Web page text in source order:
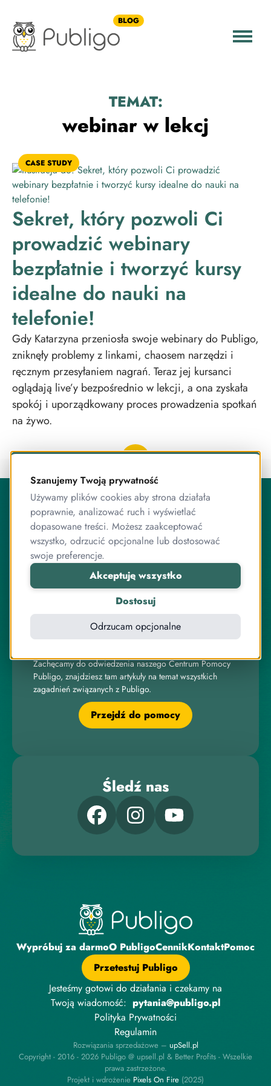
BLOG
TEMAT:
webinar w lekcj
CASE STUDY
Sekret, który pozwoli Ci
prowadzić webinary
bezpłatnie i tworzyć kursy
idealne do nauki na
telefonie!
Gdy Katarzyna przeniosła swoje webinary do Publigo,
zniknęły problemy z linkami, chaosem narzędzi i
ręcznym przesyłaniem nagrań. Teraz jej kursanci
oglądają live’y bezpośrednio w lekcji, a ona zyskała
spokój i uporządkowany proces prowadzenia spotkań
na żywo.
O Publigo
Publigo to rozwiązanie opracowane przez stabilny
zespół przyjaciół, którzy jednocześnie są ekspertami od
programowania.
Pracujemy razem od lat, zarówno przy systemie
sprzedaży kursów, jak i wielu innych projektach
związanych z internetem, IT, elektroniką czy sprzedażą
online.
Zachęcamy do odwiedzenia naszego Centrum Pomocy
Publigo, znajdziesz tam artykuły na temat wszystkich
zagadnień związanych z Publigo.
Przejdź do pomocy
Śledź nas
Wypróbuj za darmoO PubligoCennikKontaktPomoc
Przetestuj Publigo
Jesteśmy gotowi do działania i czekamy na
Twoją wiadomość: pytania@publigo.pl
Polityka Prywatności
Regulamin
Rozwiązania sprzedażowe – upSell.pl
Copyright - 2016 - 2026 Publigo @ upsell.pl & Better Profits - Wszelkie
prawa zastrzeżone.
Projekt i wdrożenie Pixels On Fire (2025)
Szanujemy Twoją prywatność
Używamy plików cookies aby strona działała
poprawnie, analizować ruch i wyświetlać
dopasowane treści. Możesz zaakceptować
wszystko, odrzucić opcjonalne lub dostosować
swoje preferencje.
Akceptuję wszystko
Dostosuj
Odrzucam opcjonalne